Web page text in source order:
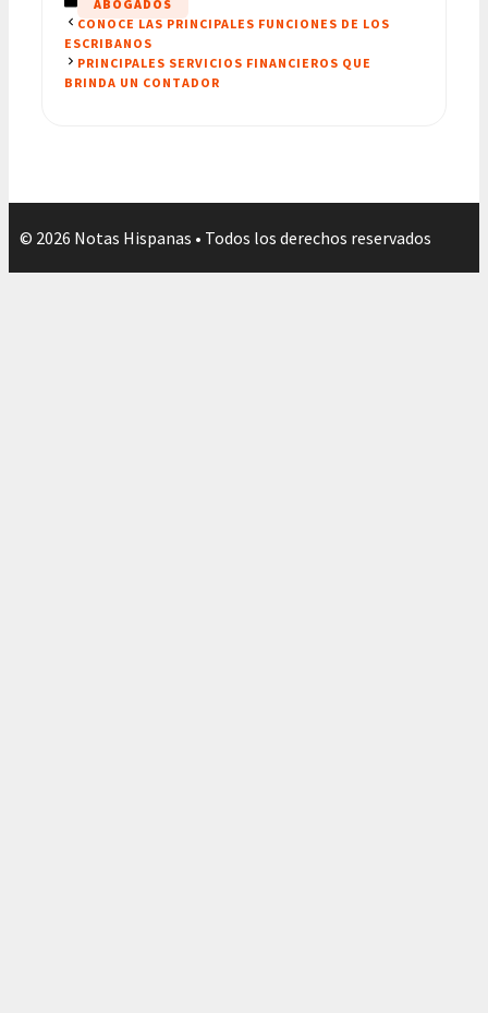
ABOGADOS
CONOCE LAS PRINCIPALES FUNCIONES DE LOS
ESCRIBANOS
PRINCIPALES SERVICIOS FINANCIEROS QUE
BRINDA UN CONTADOR
© 2026 Notas Hispanas • Todos los derechos reservados